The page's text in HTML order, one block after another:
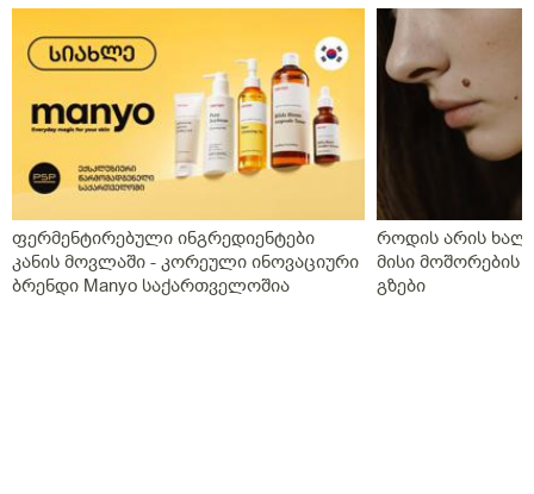
ფერმენტირებული ინგრედიენტები
კანის მოვლაში - კორეული ინოვაციური
ბრენდი Manyo საქართველოშია
როდის არის
მისი მოშორების
გზები